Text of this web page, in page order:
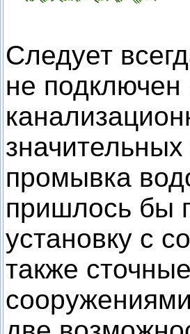
Следует
не подключен
промывка
пришлось бы
установку с
также